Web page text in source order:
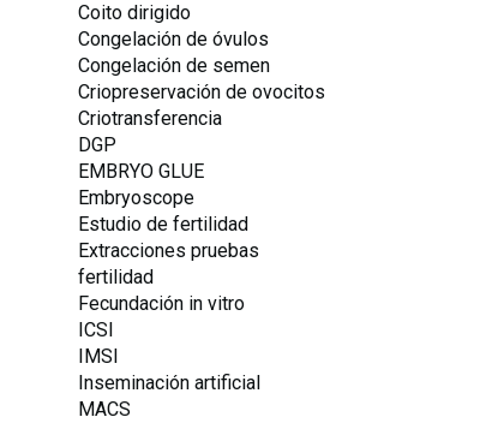
Coito dirigido
Congelación de óvulos
Congelación de semen
Criopreservación de ovocitos
Criotransferencia
DGP
EMBRYO GLUE
Embryoscope
Estudio de fertilidad
Extracciones pruebas
fertilidad
Fecundación in vitro
ICSI
IMSI
Inseminación artificial
MACS